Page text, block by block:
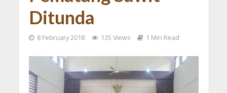
Ditunda
8 February 2018 135 Views 1 Min Read